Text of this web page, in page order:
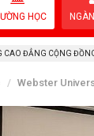
HỌC
CAO ĐẲNG CỘNG
Webster